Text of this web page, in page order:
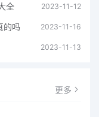
全 2023-11-12
的吗 2023-11-16
2023-11-13
更多